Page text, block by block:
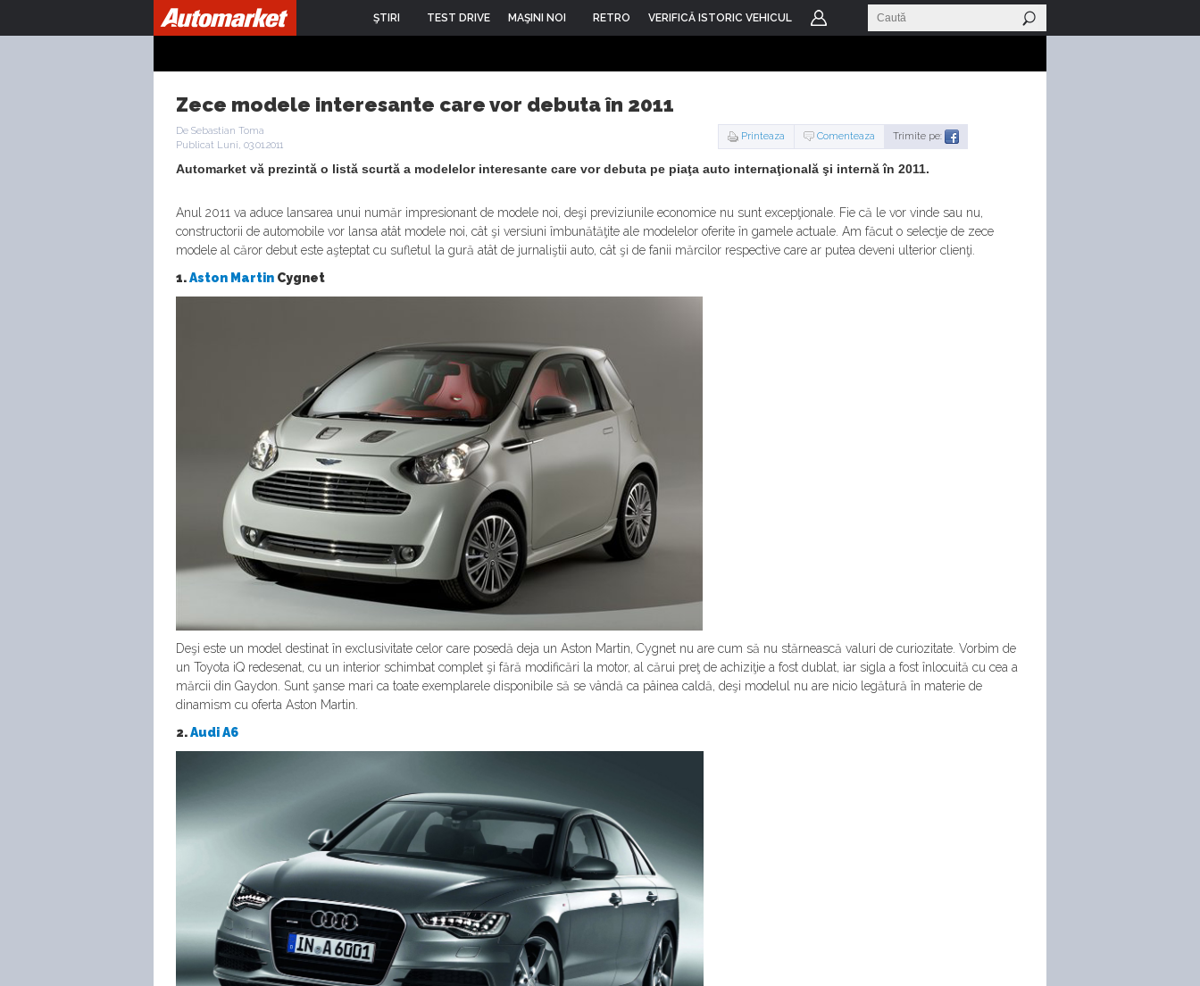
ŞTIRI TEST DRIVE MAŞINI NOI RETRO VERIFICĂ ISTORIC VEHICUL
Zece modele interesante care vor debuta în 2011
De Sebastian Toma
Publicat Luni, 03.01.2011
Printeaza Comenteaza Trimite pe:
Automarket vă prezintă o listă scurtă a modelelor interesante care vor debuta pe piaţa auto internaţională şi internă în 2011.
Anul 2011 va aduce lansarea unui număr impresionant de modele noi, deşi previziunile economice nu sunt excepţionale. Fie că le vor vinde sau nu,
constructorii de automobile vor lansa atât modele noi, cât şi versiuni îmbunătăţite ale modelelor oferite în gamele actuale. Am făcut o selecţie de zece
modele al căror debut este aşteptat cu sufletul la gură atât de jurnaliştii auto, cât şi de fanii mărcilor respective care ar putea deveni ulterior clienţi.
1.Aston Martin Cygnet
Deşi este un model destinat în exclusivitate celor care posedă deja un Aston Martin, Cygnet nu are cum să nu stărnească valuri de curiozitate. Vorbim de
un Toyota iQ redesenat, cu un interior schimbat complet şi fără modificări la motor, al cărui preţ de achiziţie a fost dublat, iar sigla a fost înlocuită cu cea a
mărcii din Gaydon. Sunt şanse mari ca toate exemplarele disponibile să se vândă ca pâinea caldă, deşi modelul nu are nicio legătură în materie de
dinamism cu oferta Aston Martin.
2.Audi A6